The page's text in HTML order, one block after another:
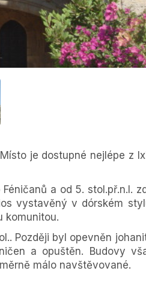
je dostupné nejlépe z
a od 5. stol.př.n.l.
vystavěný v dórském
komunitou.
Později byl opevněn
a opuštěn. Budovy
málo navštěvované.